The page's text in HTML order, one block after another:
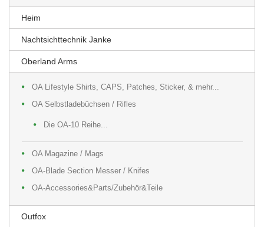
Heim
Nachtsichttechnik Janke
Oberland Arms
OA Lifestyle Shirts, CAPS, Patches, Sticker, & mehr...
OA Selbstladebüchsen / Rifles
Die OA-10 Reihe...
OA Magazine / Mags
OA-Blade Section Messer / Knifes
OA-Accessories&Parts/Zubehör&Teile
Outfox